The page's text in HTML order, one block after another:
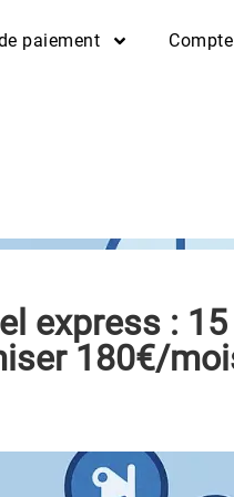
paiement Compte
express :
180€/